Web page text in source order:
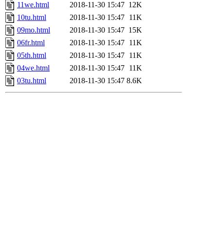
11we.html
2018-11-30 15:47 12K
10tu.html
2018-11-30 15:47 11K
09mo.html
2018-11-30 15:47 15K
06fr.html
2018-11-30 15:47 11K
05th.html
2018-11-30 15:47 11K
04we.html
2018-11-30 15:47 11K
03tu.html
2018-11-30 15:47 8.6K